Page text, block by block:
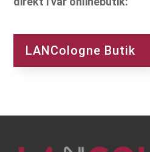
LANCologne Butik